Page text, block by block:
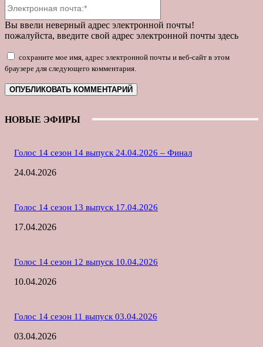
Вы ввели неверный адрес электронной почты!
пожалуйста, введите свой адрес электронной почты здесь
сохраните мое имя, адрес электронной почты и веб-сайт в этом
браузере для следующего комментария.
НОВЫЕ ЭФИРЫ
Голос 14 сезон 14 выпуск 24.04.2026 – Финал
24.04.2026
Голос 14 сезон 13 выпуск 17.04.2026
17.04.2026
Голос 14 сезон 12 выпуск 10.04.2026
10.04.2026
Голос 14 сезон 11 выпуск 03.04.2026
03.04.2026